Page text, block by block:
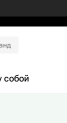
собой